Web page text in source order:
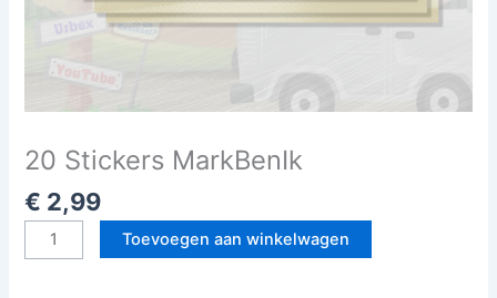
20 Stickers MarkBenIk
€ 2,99
Stickers
Toevoegen aan winkelwagen